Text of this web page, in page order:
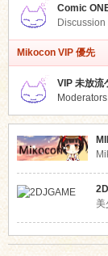
Comic
Mikocon VIP 優先
VIP 未放
美